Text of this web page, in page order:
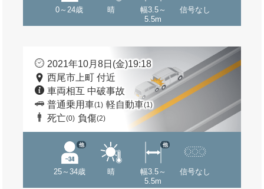
0～24歳 晴
幅3.5～
5.5m
信号なし
2021年10月8日(金)19:18
西尾市上町 付近
車両相互 中破事故
普通乗用車(1) 軽自動車(1)
死亡(0) 負傷(2)
25～34歳
他
晴
幅3.5～
5.5m
他
信号なし